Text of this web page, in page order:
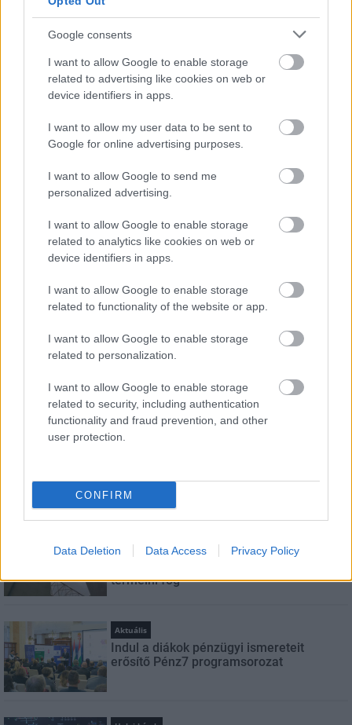
Google consents
I want to allow Google to enable storage
related to advertising like cookies on web or
device identifiers in apps.
I want to allow my user data to be sent to
Google for online advertising purposes.
I want to allow Google to send me
personalized advertising.
I want to allow Google to enable storage
related to analytics like cookies on web or
device identifiers in apps.
I want to allow Google to enable storage
related to functionality of the website or app.
I want to allow Google to enable storage
related to personalization.
I want to allow Google to enable storage
related to security, including authentication
functionality and fraud prevention, and other
user protection.
CONFIRM
Data Deletion Data Access Privacy Policy
parkját
mesél – megújul a tatai Angolkert
HÍRLEVÉL
E-mail cím
Feliratkozom a hírlevélre és elfogadom az
adatvédelmi
szabályzatot!
FELIRATKOZÁS
LEGNÉZETTEBB
Energiatakarékosság: estétől
termelni fog
Aktuális
Indul a diákok pénzügyi ismereteit
erősítő Pénz7 programsorozat